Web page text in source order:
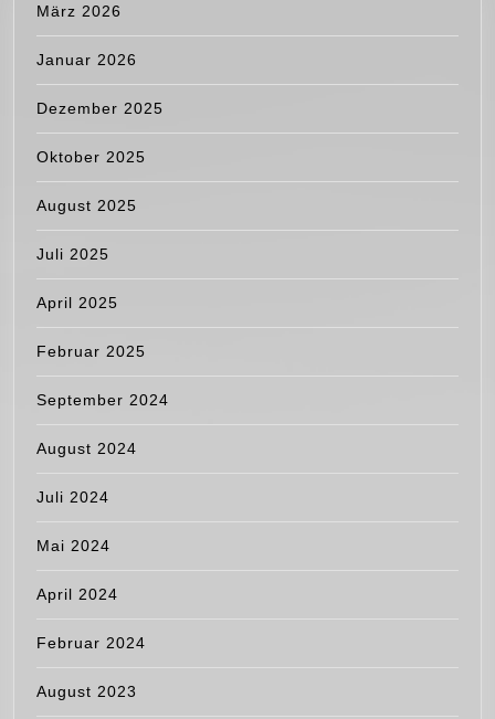
März 2026
Januar 2026
Dezember 2025
Oktober 2025
August 2025
Juli 2025
April 2025
Februar 2025
September 2024
August 2024
Juli 2024
Mai 2024
April 2024
Februar 2024
August 2023